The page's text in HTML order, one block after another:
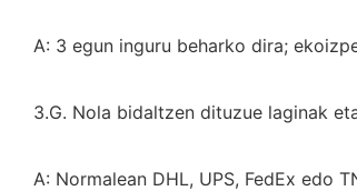
A: 3 egun inguru beharko dira;
3.G. Nola bidaltzen dituzue laginak
A: Normalean DHL, UPS, FedEx edo